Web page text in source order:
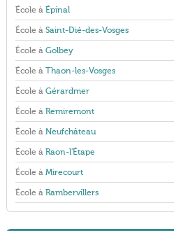
École à Épinal
École à Saint-Dié-des-Vosges
École à Golbey
École à Thaon-les-Vosges
École à Gérardmer
École à Remiremont
École à Neufchâteau
École à Raon-l'Étape
École à Mirecourt
École à Rambervillers